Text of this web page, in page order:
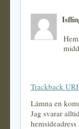
Trackback URI
Lämna en
Jag svarar